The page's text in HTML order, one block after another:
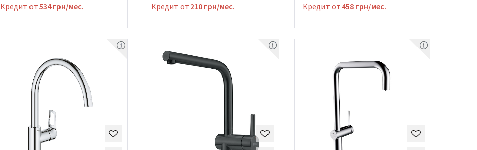
Кредит от534 грн/мес. Кредит от 210 грн/мес. Кредит от 458 грн/мес.